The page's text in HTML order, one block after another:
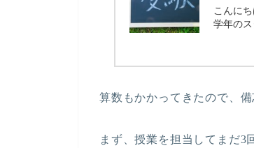
こんに
学年の
算数もかかってきたので、
まず、授業を担当してまだ3